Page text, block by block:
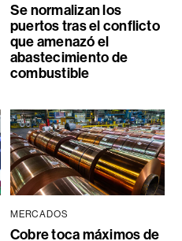
Se normalizan los
puertos tras el conflicto
que amenazó el
abastecimiento de
combustible
MERCADOS
Cobre toca máximos de